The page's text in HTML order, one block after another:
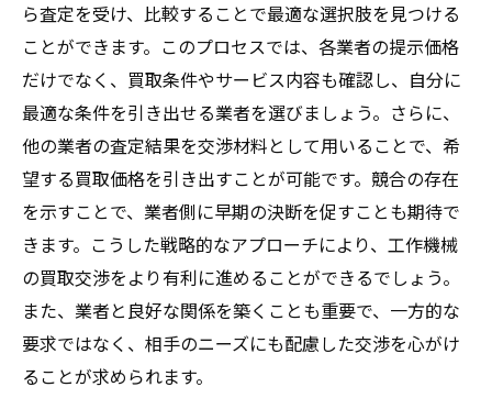
ら査定を受け、比較することで最適な選択肢を見つける
ことができます。このプロセスでは、各業者の提示価格
だけでなく、買取条件やサービス内容も確認し、自分に
最適な条件を引き出せる業者を選びましょう。さらに、
他の業者の査定結果を交渉材料として用いることで、希
望する買取価格を引き出すことが可能です。競合の存在
を示すことで、業者側に早期の決断を促すことも期待で
きます。こうした戦略的なアプローチにより、工作機械
の買取交渉をより有利に進めることができるでしょう。
また、業者と良好な関係を築くことも重要で、一方的な
要求ではなく、相手のニーズにも配慮した交渉を心がけ
ることが求められます。